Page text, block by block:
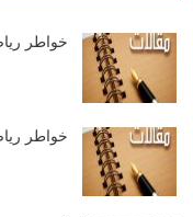
خواطر
خواطر